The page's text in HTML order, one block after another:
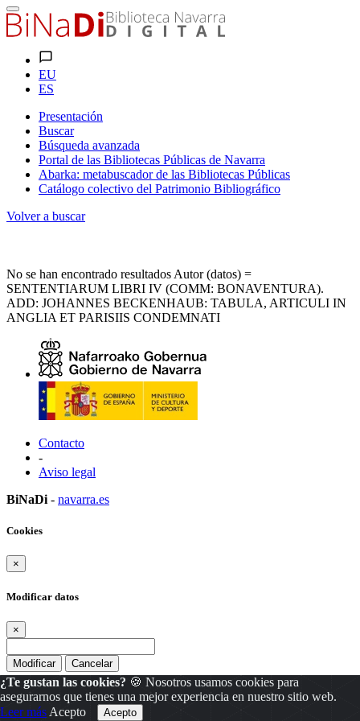
EU
ES
Presentación
Buscar
Búsqueda avanzada
Portal de las Bibliotecas Públicas de Navarra
Abarka: metabuscador de las Bibliotecas Públicas
Catálogo colectivo del Patrimonio Bibliográfico
Volver a buscar
No se han encontrado resultados Autor (datos) =
SENTENTIARUM LIBRI IV (COMM: BONAVENTURA).
ADD: JOHANNES BECKENHAUB: TABULA, ARTICULI IN
ANGLIA ET PARISIIS CONDEMNATI
Contacto
-
Aviso legal
BiNaDi - navarra.es
¿Te gustan las cookies? 🍪 Nosotros usamos cookies para
asegurarnos que tienes una mejor experiencia en nuestro sitio web.
Leer más Acepto
Cookies
×
Modificar datos
×
Modificar Cancelar